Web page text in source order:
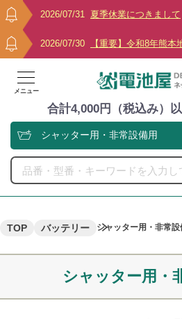
2026/07/31 夏季休業につきまして
2026/07/30 【重要】令和8年熊
メニュー
合計4,000円（税込み）
TOP バッテリー シャッター用・非常設
シャッター用・